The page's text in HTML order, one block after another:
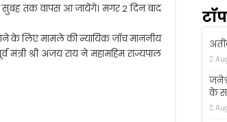
न्यायालय
सिटिंग
जज
सुबह तक वापस आ जायेंगे। मगर 2 दिन बाद
के लिए मामले की न्यायिक जॉच माननीय
श्री अजय राय ने महामहिम राज्यपाल
के